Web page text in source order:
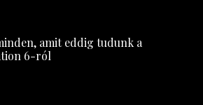
amit eddig tudunk a
6-ról